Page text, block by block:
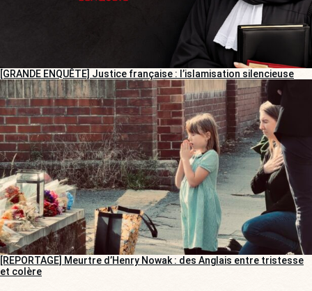
[GRANDE ENQUÊTE] Justice française : l’islamisation silencieuse
[REPORTAGE] Meurtre d’Henry Nowak : des Anglais entre tristesse
et colère